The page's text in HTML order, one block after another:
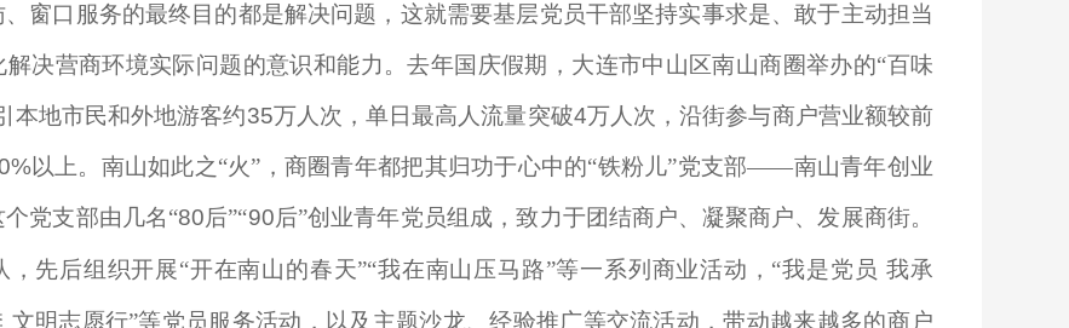
窗口服务的最终目的都是解决问题，这就需要基层党员干部坚持实事求是、敢于主动担当
决营商环境实际问题的意识和能力。去年国庆假期，大连市中山区南山商圈举办的“百味
本地市民和外地游客约35万人次，单日最高人流量突破4万人次，沿街参与商户营业额较前
以上。南山如此之“火”，商圈青年都把其归功于心中的“铁粉儿”党支部——南山青年创业
党支部由几名“80后”“90后”创业青年党员组成，致力于团结商户、凝聚商户、发展商街。
，先后组织开展“开在南山的春天”“我在南山压马路”等一系列商业活动，“我是党员 我承
文明志愿行”等党员服务活动，以及主题沙龙、经验推广等交流活动，带动越来越多的商户